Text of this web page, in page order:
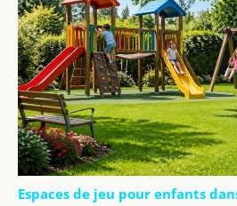
Espaces de jeu pour enfants